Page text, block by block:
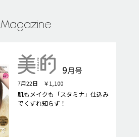
Magazine
9月号
7月22日 ￥1,100
肌もメイクも「スタミナ」仕込み
でくずれ知らず！